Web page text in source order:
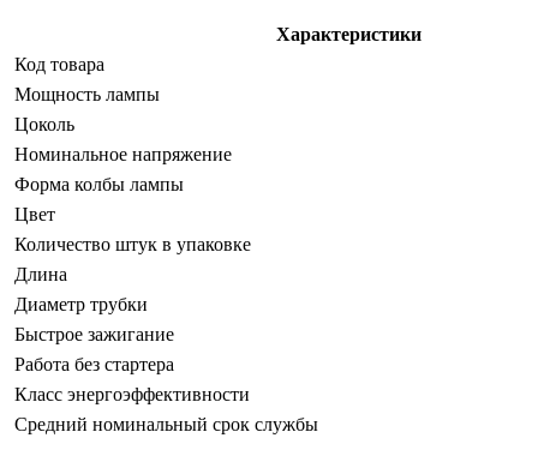
Характеристики
Код товара
Мощность лампы
Цоколь
Номинальное напряжение
Форма колбы лампы
Цвет
Количество штук в упаковке
Длина
Диаметр трубки
Быстрое зажигание
Работа без стартера
Класс энергоэффективности
Средний номинальный срок службы